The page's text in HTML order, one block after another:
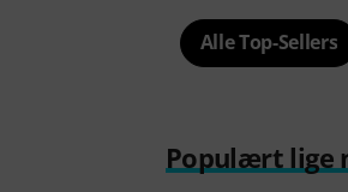
Alle Top-Sellers
Populært lige